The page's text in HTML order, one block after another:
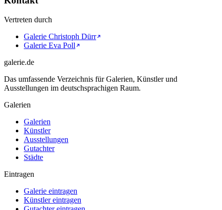
Vertreten durch
Galerie Christoph Dürr
Galerie Eva Poll
galerie.de
Das umfassende Verzeichnis für Galerien, Künstler und
Ausstellungen im deutschsprachigen Raum.
Galerien
Galerien
Künstler
Ausstellungen
Gutachter
Städte
Eintragen
Galerie eintragen
Künstler eintragen